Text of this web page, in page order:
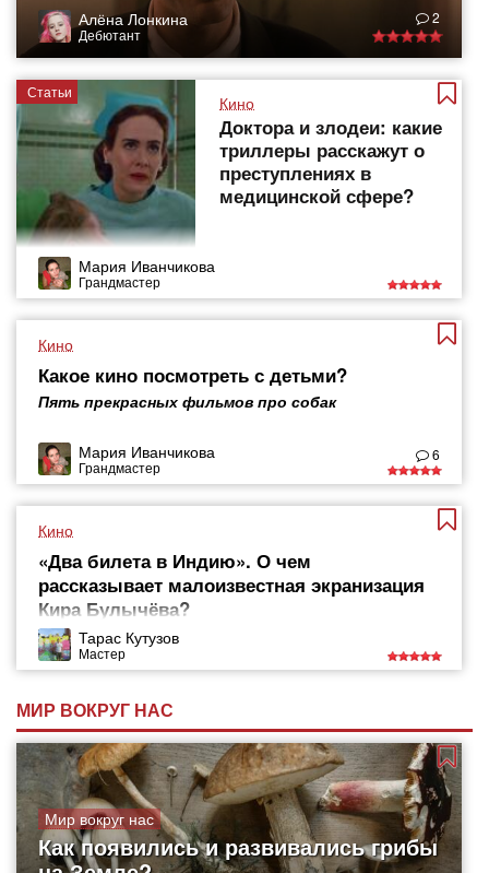
Алёна Лонкина
Дебютант
2
Статьи
Кино
Доктора и злодеи: какие
триллеры расскажут о
преступлениях в
медицинской сфере?
Мария Иванчикова
Грандмастер
Кино
Какое кино посмотреть с детьми?
Пять прекрасных фильмов про собак
Мария Иванчикова
Грандмастер
6
Кино
«Два билета в Индию». О чем
рассказывает малоизвестная экранизация
Кира Булычёва?
Тарас Кутузов
Мастер
МИР ВОКРУГ НАС
Мир вокруг нас
Как появились и развивались грибы